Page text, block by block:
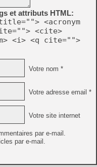
et attributs HTML:
<acronym
<cite>
<i> <q cite="">
Votre nom *
Votre adresse email *
Votre site internet
par e-mail.
par e-mail.